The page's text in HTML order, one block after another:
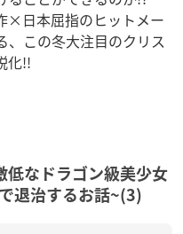
×日本屈指のヒットメー
、この冬大注目のクリス
化!!
低なドラゴン級美少女
退治するお話~(3)